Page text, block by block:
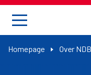
Homepage Over NDB